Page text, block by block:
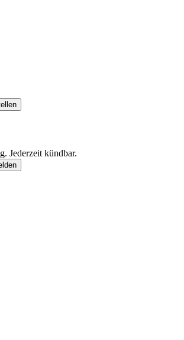
Jederzeit kündbar.